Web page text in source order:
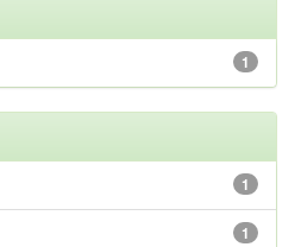
1
1
1